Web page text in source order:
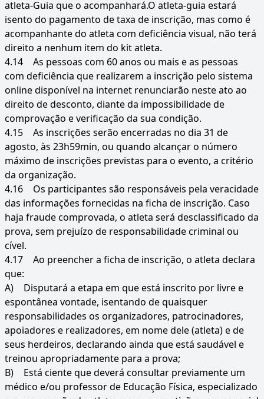
atleta-Guia que o acompanhará.O atleta-guia estará
isento do pagamento de taxa de inscrição, mas como é
acompanhante do atleta com deficiência visual, não terá
direito a nenhum item do kit atleta.
4.14
As pessoas com 60 anos ou mais e as pessoas
com deficiência que realizarem a inscrição pelo sistema
online disponível na internet renunciarão neste ato ao
direito de desconto, diante da impossibilidade de
comprovação e verificação da sua condição.
4.15
As inscrições serão encerradas no dia 31 de
agosto, às 23h59min, ou quando alcançar o número
máximo de inscrições previstas para o evento, a critério
da organização.
4.16
Os participantes são responsáveis pela veracidade
das informações fornecidas na ficha de inscrição. Caso
haja fraude comprovada, o atleta será desclassificado da
prova, sem prejuízo de responsabilidade criminal ou
cível.
4.17
Ao preencher a ficha de inscrição, o atleta declara
que:
A)
Disputará a etapa em que está inscrito por livre e
espontânea vontade, isentando de quaisquer
responsabilidades os organizadores, patrocinadores,
apoiadores e realizadores, em nome dele (atleta) e de
seus herdeiros, declarando ainda que está saudável e
treinou apropriadamente para a prova;
B)
Está ciente que deverá consultar previamente um
médico e/ou professor de Educação Física, especializado